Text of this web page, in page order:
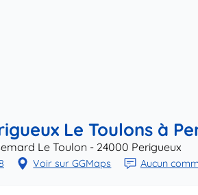
Le Toulons à
Le Toulon - 24000 Perigueux
Voir sur GGMaps Aucun